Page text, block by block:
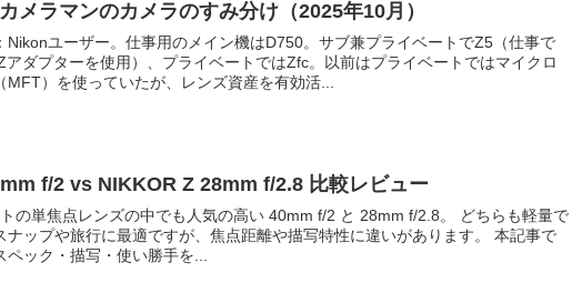
メラマンのカメラのすみ分け（2025年10月）
Nikonユーザー。仕事用のメイン機はD750。サブ兼プライベートでZ5（仕事で
アダプターを使用）、プライベートではZfc。以前はプライベートではマイクロ
MFT）を使っていたが、レンズ資産を有効活...
f/2 vs NIKKOR Z 28mm f/2.8 比較レビュー
の単焦点レンズの中でも人気の高い 40mm f/2 と 28mm f/2.8。 どちらも軽量で
ナップや旅行に最適ですが、焦点距離や描写特性に違いがあります。 本記事で
ペック・描写・使い勝手を...